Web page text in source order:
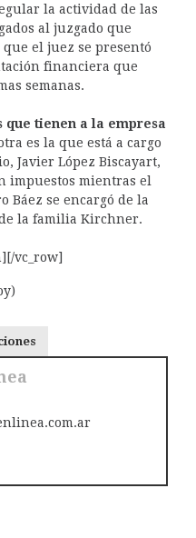
la actividad de las
al juzgado que
el juez se presentó
financiera que
semanas.
que tienen a la empresa
es la que está a cargo
Javier López Biscayart,
impuestos mientras el
Báez se encargó de la
la familia Kirchner.
vc_row]